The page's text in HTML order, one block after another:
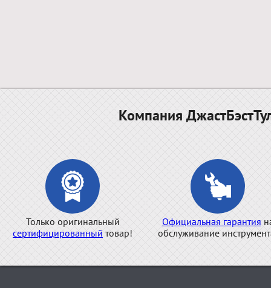
Компания
Только оригинальный
сертифицированный товар!
Официальная гарантия
обслуживание